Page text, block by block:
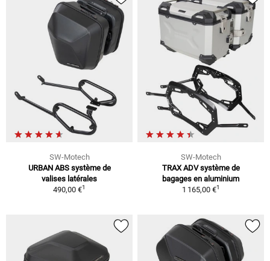
SW-Motech
URBAN ABS système de
valises latérales
490,00 €1
SW-Motech
TRAX ADV système de
bagages en aluminium
1 165,00 €1